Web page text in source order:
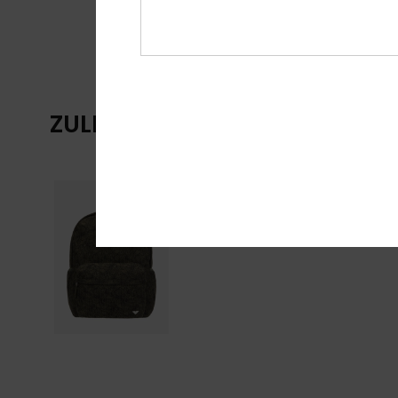
ZULETZT ANGESEHENE ARTIKEL